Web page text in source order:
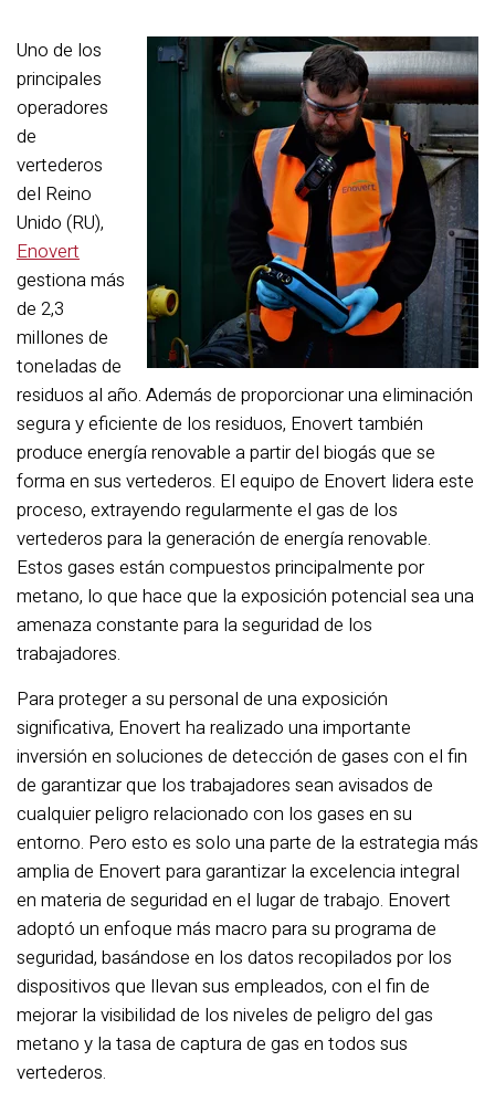
Uno de los
principales
operadores
de
vertederos
del Reino
Unido (RU),
Enovert
gestiona más
de 2,3
millones de
toneladas de
residuos al año. Además de proporcionar una eliminación
segura y eficiente de los residuos, Enovert también
produce energía renovable a partir del biogás que se
forma en sus vertederos. El equipo de Enovert lidera este
proceso, extrayendo regularmente el gas de los
vertederos para la generación de energía renovable.
Estos gases están compuestos principalmente por
metano, lo que hace que la exposición potencial sea una
amenaza constante para la seguridad de los
trabajadores.
Para proteger a su personal de una exposición
significativa, Enovert ha realizado una importante
inversión en soluciones de detección de gases con el fin
de garantizar que los trabajadores sean avisados de
cualquier peligro relacionado con los gases en su
entorno. Pero esto es solo una parte de la estrategia más
amplia de Enovert para garantizar la excelencia integral
en materia de seguridad en el lugar de trabajo. Enovert
adoptó un enfoque más macro para su programa de
seguridad, basándose en los datos recopilados por los
dispositivos que llevan sus empleados, con el fin de
mejorar la visibilidad de los niveles de peligro del gas
metano y la tasa de captura de gas en todos sus
vertederos.